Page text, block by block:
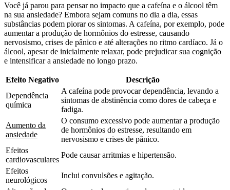
Você já parou para pensar no impacto que a cafeína e o álcool têm
na sua ansiedade? Embora sejam comuns no dia a dia, essas
substâncias podem piorar os sintomas. A cafeína, por exemplo, pode
aumentar a produção de hormônios do estresse, causando
nervosismo, crises de pânico e até alterações no ritmo cardíaco. Já o
álcool, apesar de inicialmente relaxar, pode prejudicar sua cognição
e intensificar a ansiedade no longo prazo.
Efeito Negativo
Descrição
Dependência
química
A cafeína pode provocar dependência, levando a
sintomas de abstinência como dores de cabeça e
fadiga.
Aumento da
ansiedade
O consumo excessivo pode aumentar a produção
de hormônios do estresse, resultando em
nervosismo e crises de pânico.
Efeitos
cardiovasculares
Pode causar arritmias e hipertensão.
Efeitos
neurológicos
Inclui convulsões e agitação.